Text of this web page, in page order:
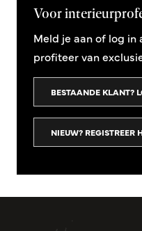
Voor
Meld je aan of log in
profiteer van
BESTAANDE KLANT?
NIEUW? REGISTREER